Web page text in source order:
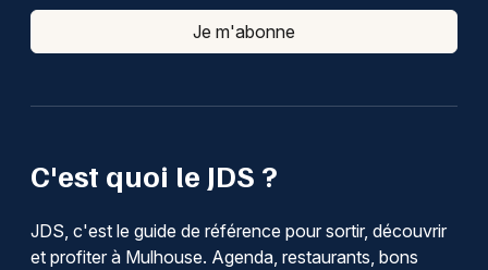
C'est quoi le JDS ?
JDS, c'est le guide de référence pour sortir, découvrir
et profiter à Mulhouse. Agenda, restaurants, bons
Je m'abonne